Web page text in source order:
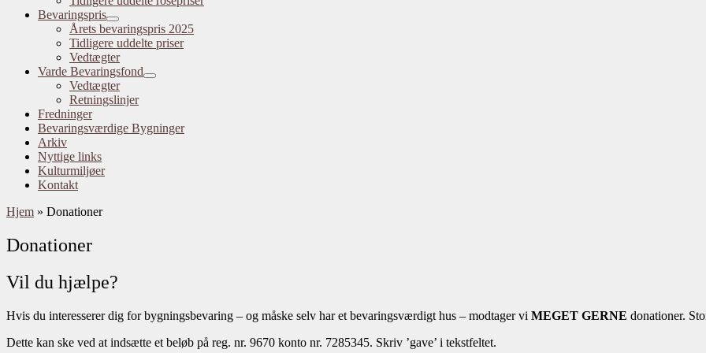
Bevaringspris
Årets bevaringspris 2025
Tidligere uddelte priser
Vedtægter
Varde Bevaringsfond
Vedtægter
Retningslinjer
Fredninger
Bevaringsværdige Bygninger
Arkiv
Nyttige links
Kulturmiljøer
Kontakt
Hjem » Donationer
Donationer
Vil du hjælpe?
Hvis du interesserer dig for bygningsbevaring – og måske selv har et bevaringsværdigt hus – modtager vi MEGET GERNE donationer.
Dette kan ske ved at indsætte et beløb på reg. nr. 9670 konto nr. 7285345. Skriv ’gave’ i tekstfeltet.